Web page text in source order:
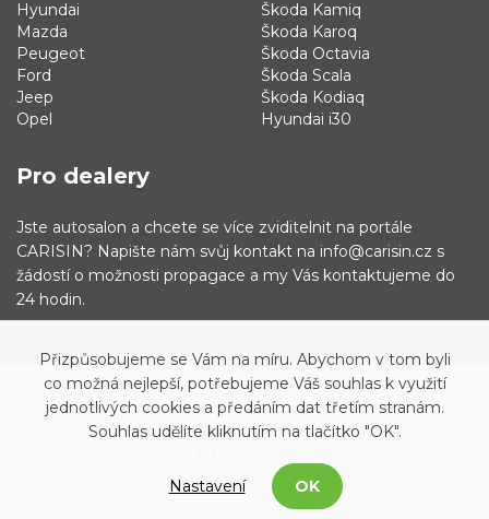
Hyundai
Mazda
Peugeot
Ford
Jeep
Opel
Škoda Kamiq
Škoda Karoq
Škoda Octavia
Škoda Scala
Škoda Kodiaq
Hyundai i30
Pro dealery
Jste autosalon a chcete se více zviditelnit na portále
CARISIN? Napište nám svůj kontakt na info@carisin.cz s
žádostí o možnosti propagace a my Vás kontaktujeme do
24 hodin.
© 2019 - 2021 Carisin.cz Archiv vozů Facebook
Přizpůsobujeme se Vám na míru. Abychom v tom byli
co možná nejlepší, potřebujeme Váš souhlas k využití
jednotlivých cookies a předáním dat třetím stranám.
Souhlas udělíte kliknutím na tlačítko "OK".
Nastavení OK